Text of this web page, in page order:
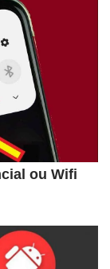
ou Wifi